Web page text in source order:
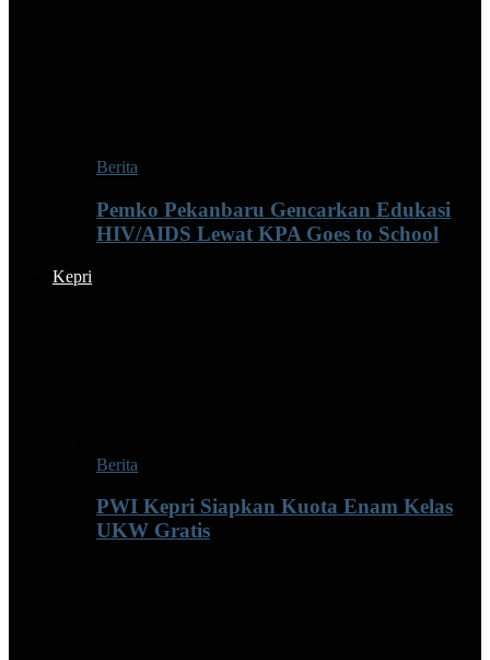
Berita
Pemko Pekanbaru Gencarkan Edukasi
HIV/AIDS Lewat KPA Goes to School
Kepri
Berita
PWI Kepri Siapkan Kuota Enam Kelas
UKW Gratis